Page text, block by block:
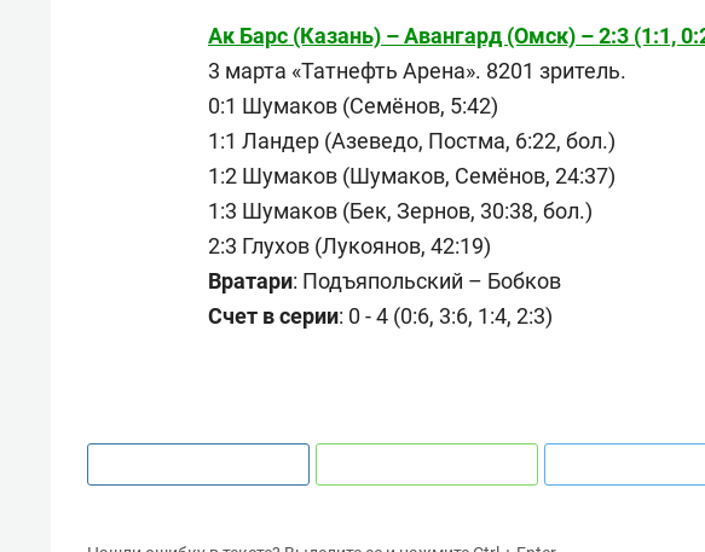
Ак Барс (Казань) – Авангард (Омск) – 2:3 (1:1,
3 марта «Татнефть Арена». 8201 зритель.
0:1 Шумаков (Семёнов, 5:42)
1:1 Ландер (Азеведо, Постма, 6:22, бол.)
1:2 Шумаков (Шумаков, Семёнов, 24:37)
1:3 Шумаков (Бек, Зернов, 30:38, бол.)
2:3 Глухов (Лукоянов, 42:19)
Вратари: Подъяпольский – Бобков
Счет в серии: 0 - 4 (0:6, 3:6, 1:4, 2:3)